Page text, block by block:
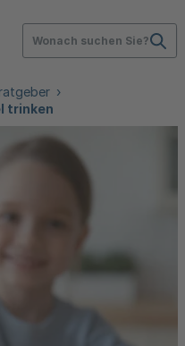
Wonach suchen Sie?
trinken